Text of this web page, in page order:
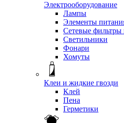
Электрооборудование
Лампы
Элементы
Сетевые фильтры
Светильники
Фонари
Хомуты
Клеи и жидкие гвозди
Клей
Пена
Герметики